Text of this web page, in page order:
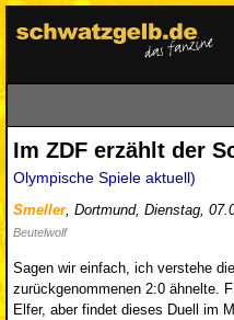
Im ZDF erzählt der
Olympische Spiele aktuell)
Smeller, Dortmund, Dienstag,
Beutelwolf
Sagen wir einfach, ich verstehe
zurückgenommenen 2:0 ähnelte.
Elfer, aber findet dieses Duell im